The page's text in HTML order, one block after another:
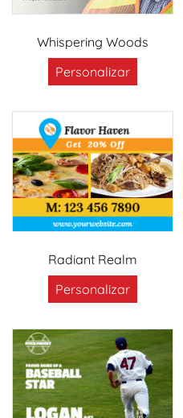
Whispering Woods
Personalizar
Radiant Realm
Personalizar